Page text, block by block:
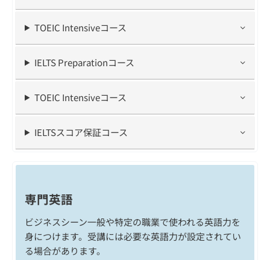
TOEIC Intensiveコース
IELTS Preparationコース
TOEIC Intensiveコース
IELTSスコア保証コース
専門英語
ビジネスシーン一般や特定の職業で使われる英語力を
身につけます。受講には必要な英語力が設定されてい
る場合があります。